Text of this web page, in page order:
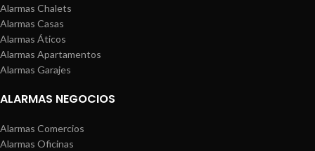
Alarmas Chalets
Alarmas Casas
Alarmas Áticos
Alarmas Apartamentos
Alarmas Garajes
ALARMAS NEGOCIOS
Alarmas Comercios
Alarmas Oficinas